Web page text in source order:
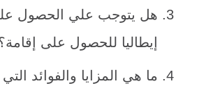
هل يتوجب علي الحصول
إيطاليا للحصول على
ما هي المزايا والفوائد